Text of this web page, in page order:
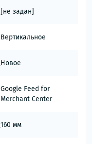
[не задан]
Вертикальное
Новое
Google Feed for
Merchant Center
160 мм